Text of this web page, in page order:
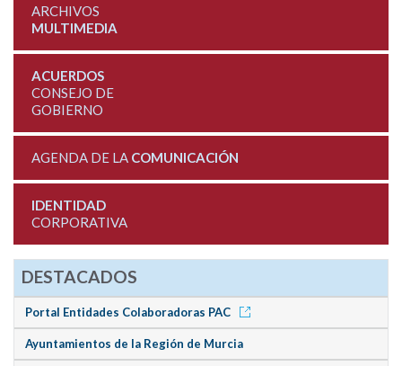
ARCHIVOS
MULTIMEDIA
ACUERDOS
CONSEJO DE
GOBIERNO
AGENDA DE LA COMUNICACIÓN
IDENTIDAD
CORPORATIVA
DESTACADOS
Portal Entidades Colaboradoras PAC
Ayuntamientos de la Región de Murcia